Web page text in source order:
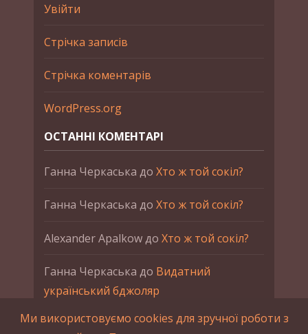
Увійти
Стрічка записів
Стрічка коментарів
WordPress.org
ОСТАННІ КОМЕНТАРІ
Ганна Черкаська до Хто ж той сокіл?
Ганна Черкаська до Хто ж той сокіл?
Alexander Apalkowдо Хто ж той сокіл?
Ганна Черкаська до Видатний
український бджоляр
Ганна ЧеркаськадоПетро Франко
Ми використовуємо cookies для зручної роботи з